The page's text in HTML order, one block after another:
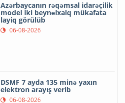
Azərbaycanın rəqəmsal idarəçilik
model iki beynəlxalq mükafata
layiq görülüb
06-08-2026
DSMF 7 ayda 135 minə yaxın
elektron arayış verib
06-08-2026